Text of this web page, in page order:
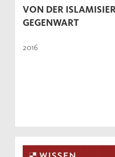
VON DER
GEGENWART
2016